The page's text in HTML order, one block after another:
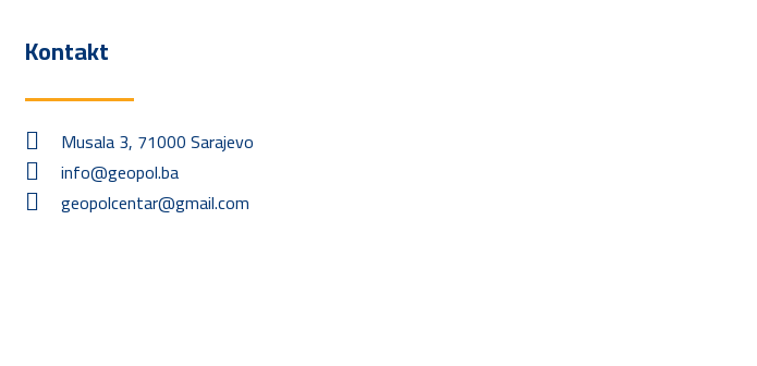
Kontakt
Musala 3, 71000 Sarajevo
info@geopol.ba
geopolcentar@gmail.com